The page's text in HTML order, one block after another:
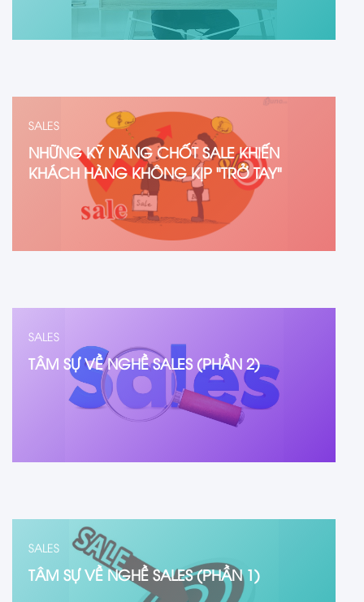
SALES
NHỮNG KỸ NĂNG CHỐT SALE KHIẾN
KHÁCH HÀNG KHÔNG KỊP "TRỞ TAY"
SALES
TÂM SỰ VỀ NGHỀ SALES (PHẦN 2)
SALES
TÂM SỰ VỀ NGHỀ SALES (PHẦN 1)